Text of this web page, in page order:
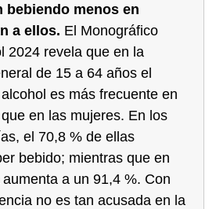
bebiendo menos en
a ellos. El Monográfico
2024 revela que en la
de 15 a 64 años el
es más frecuente en
en las mujeres. En los
el 70,8 % de ellas
bebido; mientras que en
a un 91,4 %. Con
no es tan acusada en la